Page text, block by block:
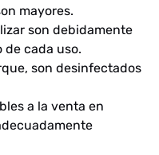
mayores.
son debidamente
cada uso.
son desinfectados
a la venta en